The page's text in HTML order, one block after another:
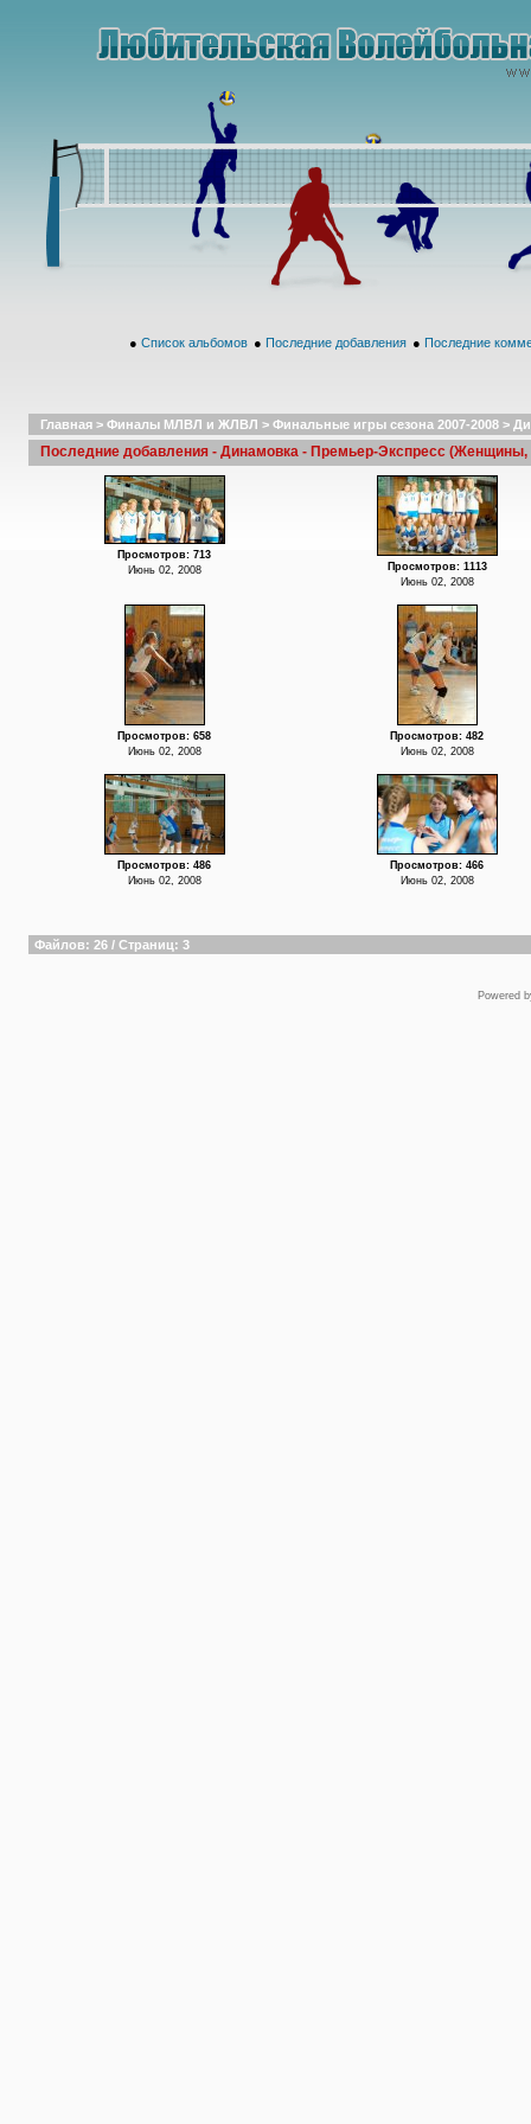
● Список альбомов ● Последние добавления ● Последние
Главная > Финалы МЛВЛ и ЖЛВЛ > Финальные игры сезона 2007-2008 >
Последние добавления - Динамовка - Премьер-Экспресс (Женщины,
Просмотров: 713
Июнь 02, 2008
Просмотров: 1113
Июнь 02, 2008
Просмотров: 658
Июнь 02, 2008
Просмотров: 482
Июнь 02, 2008
Просмотров: 486
Июнь 02, 2008
Просмотров: 466
Июнь 02, 2008
Файлов: 26 / Страниц: 3
Powered